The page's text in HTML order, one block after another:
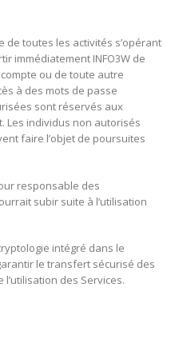
de toutes les activités s’opérant
immédiatement INFO3W de
ou de toute autre
à des mots de passe
sont réservés aux
Les individus non autorisés
faire l’objet de poursuites
responsable des
subir suite à l’utilisation
intégré dans le
le transfert sécurisé des
des Services.